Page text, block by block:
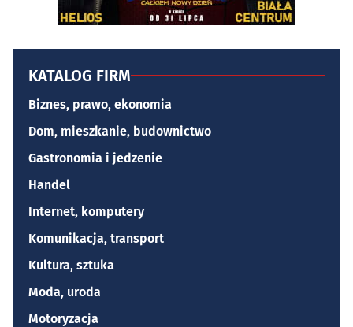
KATALOG FIRM
Biznes, prawo, ekonomia
Dom, mieszkanie, budownictwo
Gastronomia i jedzenie
Handel
Internet, komputery
Komunikacja, transport
Kultura, sztuka
Moda, uroda
Motoryzacja